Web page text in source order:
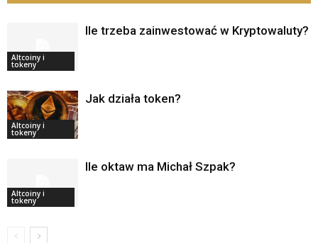
Altcoiny i
tokeny
Ile trzeba zainwestować w Kryptowaluty?
Altcoiny i
tokeny
Jak działa token?
Altcoiny i
tokeny
Ile oktaw ma Michał Szpak?